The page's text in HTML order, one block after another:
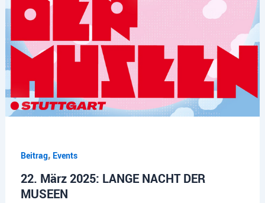
Beitrag, Events
22. März 2025: LANGE NACHT DER
MUSEEN